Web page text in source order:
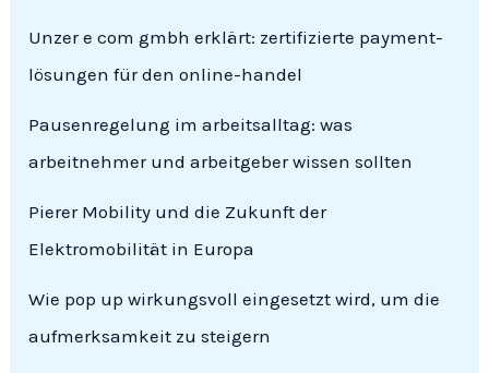
Unzer e com gmbh erklärt: zertifizierte payment-
lösungen für den online-handel
Pausenregelung im arbeitsalltag: was
arbeitnehmer und arbeitgeber wissen sollten
Pierer Mobility und die Zukunft der
Elektromobilität in Europa
Wie pop up wirkungsvoll eingesetzt wird, um die
aufmerksamkeit zu steigern